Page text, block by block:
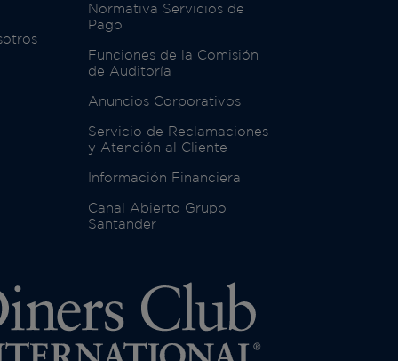
Normativa Servicios de
Pago
Funciones de la Comisión
de Auditoría
Anuncios Corporativos
Servicio de Reclamaciones
y Atención al Cliente
Información Financiera
Canal Abierto Grupo
Santander